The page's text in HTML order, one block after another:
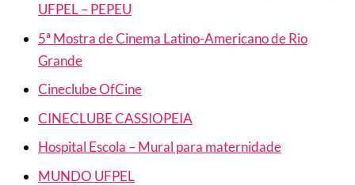
UFPEL – PEPEU
5ª Mostra de Cinema Latino-Americano de Rio
Grande
Cineclube OfCine
CINECLUBE CASSIOPEIA
Hospital Escola – Mural para maternidade
MUNDO UFPEL